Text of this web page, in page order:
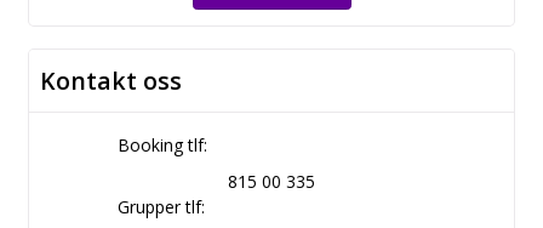
Kontakt oss
Booking tlf:
815 00 335
Grupper tlf: